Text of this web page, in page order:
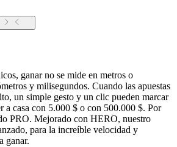
ganar no se mide en metros o
y milisegundos. Cuando las apuestas
un simple gesto y un clic pueden marcar
a casa con 5.000 $ o con 500.000 $. Por
PRO. Mejorado con HERO, nuestro
para la increíble velocidad y
ganar.